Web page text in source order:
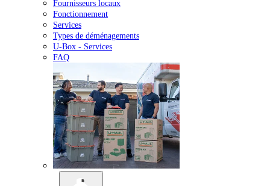
Fournisseurs locaux
Fonctionnement
Services
Types de déménagements
U-Box - Services
FAQ